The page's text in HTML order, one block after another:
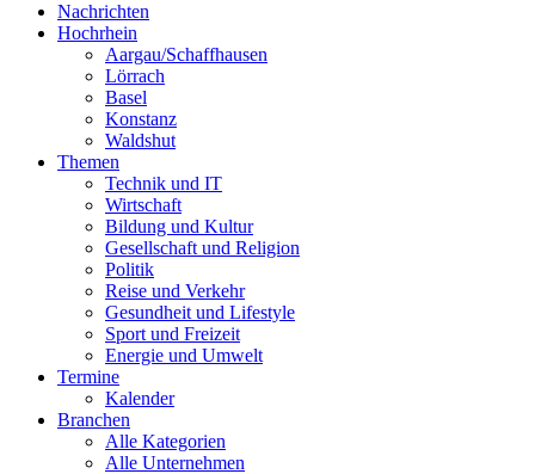
Nachrichten
Hochrhein
Aargau/Schaffhausen
Lörrach
Basel
Konstanz
Waldshut
Themen
Technik und IT
Wirtschaft
Bildung und Kultur
Gesellschaft und Religion
Politik
Reise und Verkehr
Gesundheit und Lifestyle
Sport und Freizeit
Energie und Umwelt
Termine
Kalender
Branchen
Alle Kategorien
Alle Unternehmen